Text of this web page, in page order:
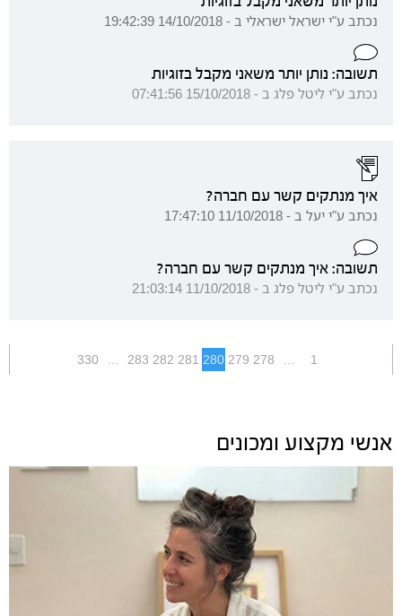
נכתב ע"י ישראל ישראלי ב - 14/10/2018 19:42:39
תשובה: נותן יותר משאני מקבל בזוגיות
נכתב ע"י ליטל פלג ב - 15/10/2018 07:41:56
איך מנתקים קשר עם חברה?
נכתב ע"י יעל ב - 11/10/2018 17:47:10
תשובה: איך מנתקים קשר עם חברה?
נכתב ע"י ליטל פלג ב - 11/10/2018 21:03:14
1
...
278
279
280
281
282
283
...
330
אנשי מקצוע ומכונים